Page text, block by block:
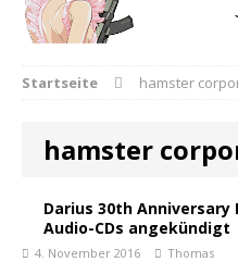
Startseite hamster
hamster
Darius 30th Anniversary
Audio-CDs angekündigt
4. November 2016 Thomas